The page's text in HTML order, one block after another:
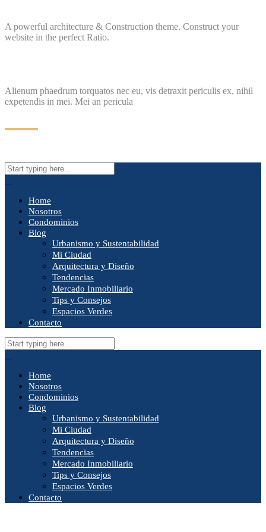
A powerful architecture & Construction theme. Construct your
website in the perfect Ratio.
Alienum phaedrum torquatos nec eu, vis detraxit periculis ex, nihil
expetendis in mei. Mei an pericula
Home
Nosotros
Condominios
Blog
Urbanismo y Sustentabilidad
Mi Ciudad
Arquitectura y Diseño
Tendencias
Mercado Inmobiliario
Tips y Consejos
Espacios Verdes
Contacto
Home
Nosotros
Condominios
Blog
Urbanismo y Sustentabilidad
Mi Ciudad
Arquitectura y Diseño
Tendencias
Mercado Inmobiliario
Tips y Consejos
Espacios Verdes
Contacto